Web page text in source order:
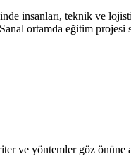
insanları, teknik ve
ortamda eğitim
ve yöntemler göz